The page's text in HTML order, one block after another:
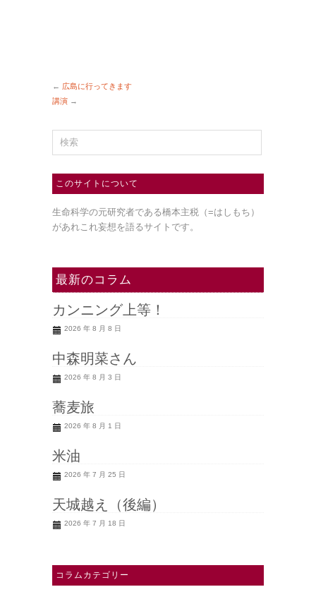
← 広島に行ってきます
講演 →
このサイトについて
生命科学の元研究者である橋本主税（=はしもち）
があれこれ妄想を語るサイトです。
最新のコラム
カンニング上等！
2026 年 8 月 8 日
中森明菜さん
2026 年 8 月 3 日
蕎麦旅
2026 年 8 月 1 日
米油
2026 年 7 月 25 日
天城越え（後編）
2026 年 7 月 18 日
コラムカテゴリー